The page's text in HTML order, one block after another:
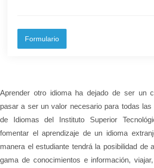
Formulario
Aprender otro idioma ha dejado de ser un
pasar a ser un valor necesario para todas
de Idiomas del Instituto Superior
fomentar el aprendizaje de un idioma
manera el estudiante tendrá la posibilidad de
gama de conocimientos e información,